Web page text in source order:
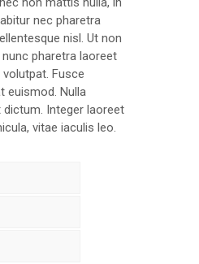
nec pharetra
nisl. Ut non
pharetra laoreet
Fusce
euismod. Nulla
dictum. Integer laoreet
vitae iaculis leo.